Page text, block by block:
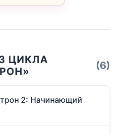
ЦИКЛА
(6)
трон 2: Начинающий